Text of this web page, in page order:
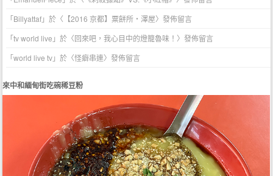
「Billyattaf」於〈 【2016 京都】粟餅所・澤屋〉發佈留言
「tv world live 」於〈回來吧，我心目中的燈籠魯味！ 〉發佈留言
「world live tv」於〈怪癖串連〉發佈留言
來中和緬甸街吃碗稀豆粉